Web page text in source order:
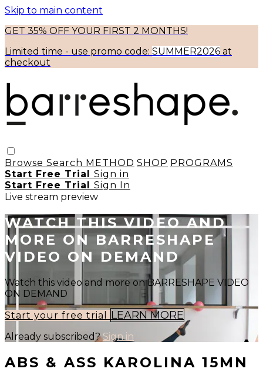
Skip to main content
GET 35% OFF YOUR FIRST 2 MONTHS!
Limited time - use promo code: SUMMER2026 at
checkout
Browse Search METHOD SHOP PROGRAMS
Start Free Trial Sign in
Start Free Trial Sign In
Live stream preview
WATCH THIS VIDEO AND
MORE ON BARRESHAPE
VIDEO ON DEMAND
Watch this video and more on BARRESHAPE VIDEO
ON DEMAND
Start your free trial
LEARN MORE
Already subscribed?Sign in
ABS & ASS KAROLINA 15MN